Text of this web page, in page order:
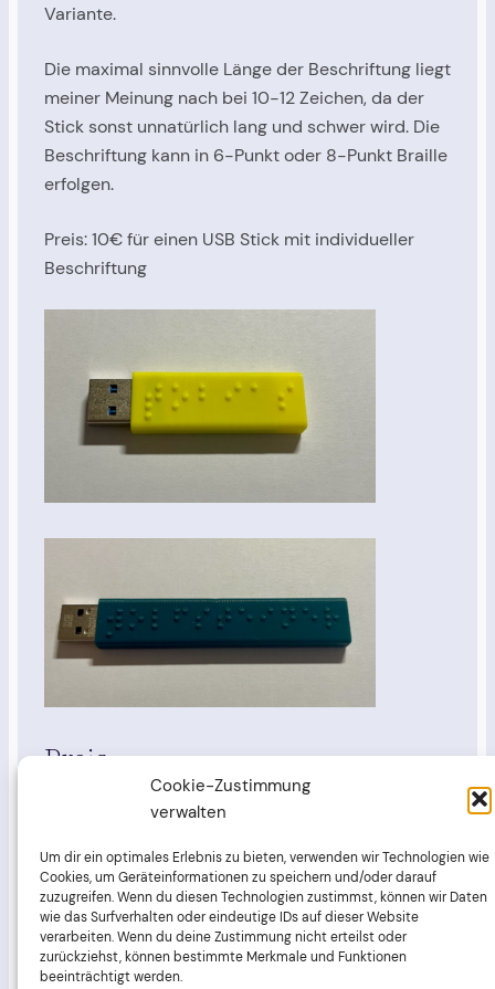
Cookie-Zustimmung
verwalten
Um dir ein optimales Erlebnis zu bieten, verwenden wir Technologien wie
Cookies, um Geräteinformationen zu speichern und/oder darauf
zuzugreifen. Wenn du diesen Technologien zustimmst, können wir Daten
wie das Surfverhalten oder eindeutige IDs auf dieser Website
verarbeiten. Wenn du deine Zustimmung nicht erteilst oder
zurückziehst, können bestimmte Merkmale und Funktionen
beeinträchtigt werden.
Variante.
Die maximal sinnvolle Länge der Beschriftung liegt
meiner Meinung nach bei 10-12 Zeichen, da der
Stick sonst unnatürlich lang und schwer wird. Die
Beschriftung kann in 6-Punkt oder 8-Punkt Braille
erfolgen.
Preis: 10€ für einen USB Stick mit individueller
Beschriftung
Preis
USB Stick mit 32GB
Speicher*
WARNHINWEIS:Achtung! Nicht für Kinder unter 3
Jahren geeignet, da Spielzeug oder Kleinteile
verschluckt oder eingeatmet werden können.